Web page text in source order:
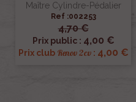
Maître Cylindre-Pédalier
Ref :002253
4,70 €
Prix public : 4,00 €
Prix club Renov 2cv: 4,00 €